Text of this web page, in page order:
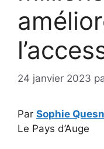
24 janvier 2023
Par Sophie
Le Pays d’Auge